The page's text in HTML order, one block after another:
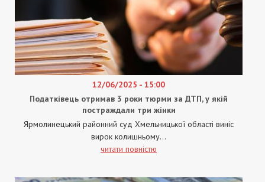
12/06/2025 - 15:00
Податківець отримав 3 роки тюрми за ДТП, у якій
постраждали три жінки
Ярмолинецький районний суд Хмельницької області виніс
вирок колишньому...
читати повністю